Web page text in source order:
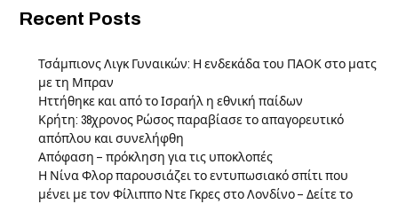
Recent Posts
Τσάμπιονς Λιγκ Γυναικών: Η ενδεκάδα του ΠΑΟΚ στο ματς
με τη Μπραν
Ηττήθηκε και από το Ισραήλ η εθνική παίδων
Κρήτη: 38χρονος Ρώσος παραβίασε το απαγορευτικό
απόπλου και συνελήφθη
Απόφαση – πρόκληση για τις υποκλοπές
Η Νίνα Φλορ παρουσιάζει το εντυπωσιακό σπίτι που
μένει με τον Φίλιππο Ντε Γκρες στο Λονδίνο – Δείτε το